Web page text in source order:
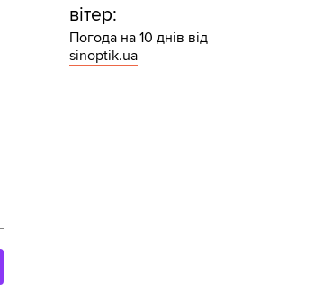
вітер:
Погода на 10 днів від
sinoptik.ua